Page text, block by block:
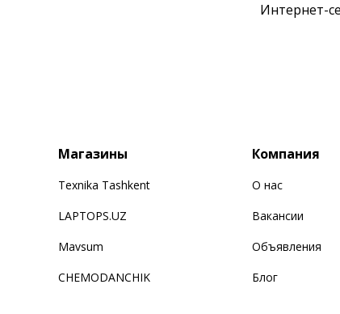
Интернет-
Магазины
Texnika Tashkent
LAPTOPS.UZ
Mavsum
CHEMODANCHIK
Компания
О нас
Вакансии
Объявления
Блог